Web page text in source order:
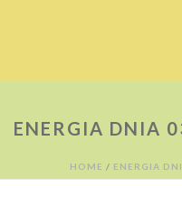
ENERGIA DNIA
HOME / ENERGIA